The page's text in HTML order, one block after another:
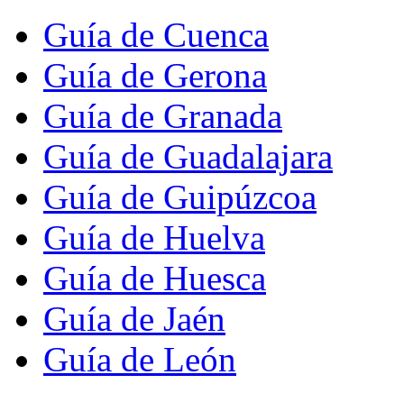
Guía de Cuenca
Guía de Gerona
Guía de Granada
Guía de Guadalajara
Guía de Guipúzcoa
Guía de Huelva
Guía de Huesca
Guía de Jaén
Guía de León